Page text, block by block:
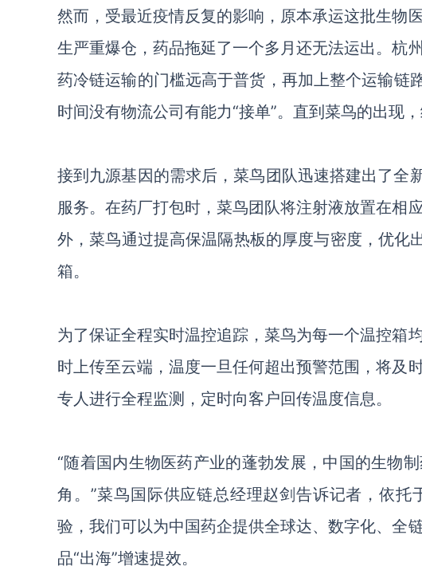
然而，受最近疫情反复的影响，原本承运这批生物
生严重爆仓，药品拖延了一个多月还无法运出。杭
药冷链运输的门槛远高于普货，再加上整个运输链
时间没有物流公司有能力“接单”。直到菜鸟的出现
接到九源基因的需求后，菜鸟团队迅速搭建出了全
服务。在药厂打包时，菜鸟团队将注射液放置在相
外，菜鸟通过提高保温隔热板的厚度与密度，优
箱。
为了保证全程实时温控追踪，菜鸟为每一个温控箱
时上传至云端，温度一旦任何超出预警范围，将及
专人进行全程监测，定时向客户回传温度信息。
“随着国内生物医药产业的蓬勃发展，中国的生物
角。”菜鸟国际供应链总经理赵剑告诉记者，依
验，我们可以为中国药企提供全球达、数字化、全
品“出海”增速提效。